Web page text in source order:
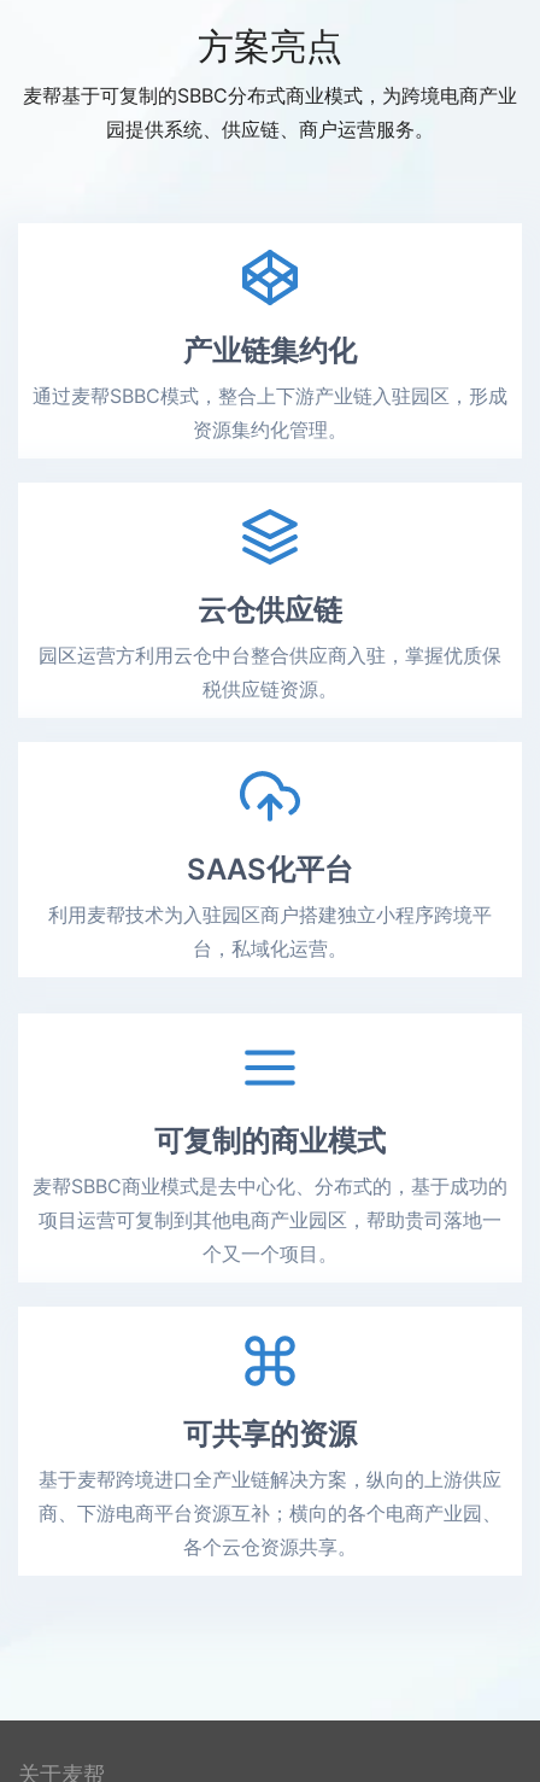
方案亮点
麦帮基于可复制的SBBC分布式商业模式，为跨境电商产业
园提供系统、供应链、商户运营服务。
产业链集约化
通过麦帮SBBC模式，整合上下游产业链入驻园区，形成
资源集约化管理。
云仓供应链
园区运营方利用云仓中台整合供应商入驻，掌握优质保
税供应链资源。
SAAS化平台
利用麦帮技术为入驻园区商户搭建独立小程序跨境平
台，私域化运营。
可复制的商业模式
麦帮SBBC商业模式是去中心化、分布式的，基于成功的
项目运营可复制到其他电商产业园区，帮助贵司落地一
个又一个项目。
可共享的资源
基于麦帮跨境进口全产业链解决方案，纵向的上游供应
商、下游电商平台资源互补；横向的各个电商产业园、
各个云仓资源共享。
关于麦帮